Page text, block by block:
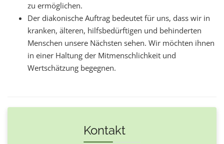
zu ermöglichen.
Der diakonische Auftrag bedeutet für uns, dass wir in
kranken, älteren, hilfsbedürftigen und behinderten
Menschen unsere Nächsten sehen. Wir möchten ihnen
in einer Haltung der Mitmenschlichkeit und
Wertschätzung begegnen.
Kontakt